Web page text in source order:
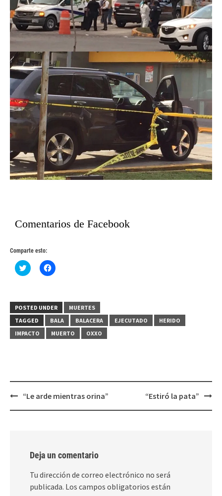
Comentarios de Facebook
Comparte esto:
Haz
clic
(Se
abre
en
una
ventana
nueva)
Haz
clic
(Se
abre
en
una
ventana
nueva)
POSTED UNDER
MUERTES
TAGGED
BALA BALACERA EJECUTADO
HERIDO
IMPACTO
MUERTO OXXO
Post“Le arde mientras orina” “Estiró la pata”
Deja un comentario
Tu dirección de correo electrónico no será
publicada. Los campos obligatorios están